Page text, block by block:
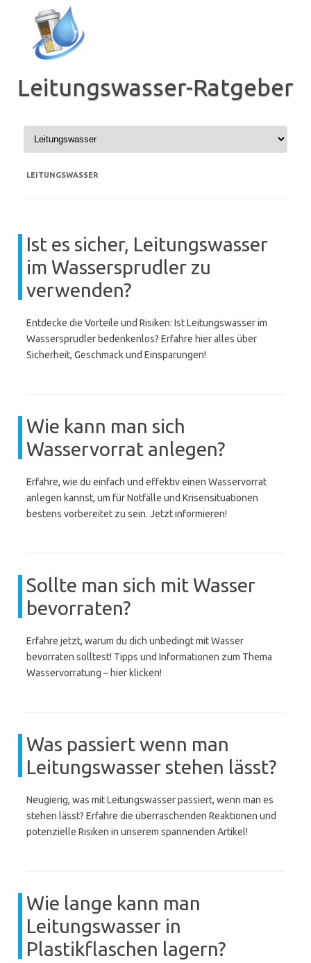
Inhalt
springen
Leitungswasser-Ratgeber
LEITUNGSWASSER
Ist es sicher, Leitungswasser
im Wassersprudler zu
verwenden?
Entdecke die Vorteile und Risiken: Ist Leitungswasser im
Wassersprudler bedenkenlos? Erfahre hier alles über
Sicherheit, Geschmack und Einsparungen!
Wie kann man sich
Wasservorrat anlegen?
Erfahre, wie du einfach und effektiv einen Wasservorrat
anlegen kannst, um für Notfälle und Krisensituationen
bestens vorbereitet zu sein. Jetzt informieren!
Sollte man sich mit Wasser
bevorraten?
Erfahre jetzt, warum du dich unbedingt mit Wasser
bevorraten solltest! Tipps und Informationen zum Thema
Wasservorratung – hier klicken!
Was passiert wenn man
Leitungswasser stehen lässt?
Neugierig, was mit Leitungswasser passiert, wenn man es
stehen lässt? Erfahre die überraschenden Reaktionen und
potenzielle Risiken in unserem spannenden Artikel!
Wie lange kann man
Leitungswasser in
Plastikflaschen lagern?